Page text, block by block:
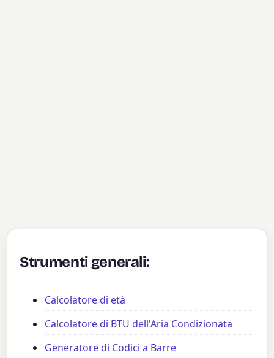
Strumenti generali:
Calcolatore di età
Calcolatore di BTU dell'Aria Condizionata
Generatore di Codici a Barre